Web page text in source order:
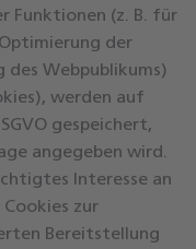
Funktionen (z. B. für
der
des Webpublikums)
werden auf
gespeichert,
angegeben wird.
Interesse an
zur
Bereitstellung